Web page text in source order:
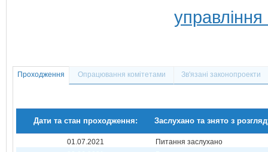
Проходження Опрацювання комітетами Зв'язані законопроекти
Дати та стан проходження: Заслухано та знято з
01.07.2021
Питання заслухано